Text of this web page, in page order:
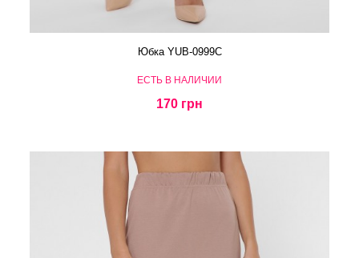
Юбка YUB-0999C
ЕСТЬ В НАЛИЧИИ
170 грн